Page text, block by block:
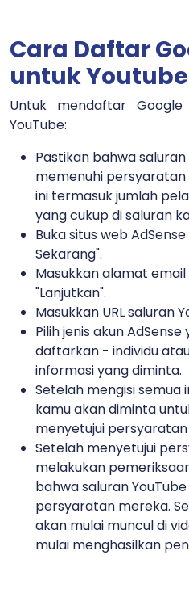
Cara Daftar
untuk Youtube
Untuk mendaftar
YouTube:
Pastikan bahwa
memenuhi
ini termasuk jumlah
yang cukup di saluran
Buka situs web
Sekarang".
Masukkan alamat
"Lanjutkan".
Masukkan URL saluran
Pilih jenis akun
daftarkan - individu
informasi yang diminta.
Setelah mengisi semua
kamu akan diminta
menyetujui
Setelah menyetujui
melakukan
bahwa saluran
persyaratan mereka.
akan mulai muncul di
mulai menghasilkan